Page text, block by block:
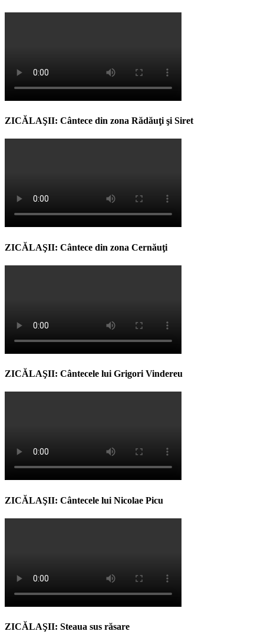
ZICĂLAŞII: Cântece din zona Rădăuţi şi Siret
ZICĂLAŞII: Cântece din zona Cernăuţi
ZICĂLAŞII: Cântecele lui Grigori Vindereu
ZICĂLAŞII: Cântecele lui Nicolae Picu
ZICĂLAŞII: Steaua sus răsare